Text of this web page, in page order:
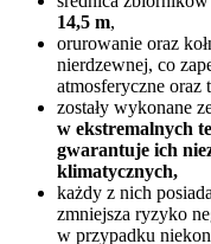
14,5 m,
orurowanie oraz
nierdzewnej, co
atmosferyczne oraz
zostały wykonane
w ekstremalnych
gwarantuje ich
klimatycznych,
każdy z nich posiada
zmniejsza ryzyko
w przypadku